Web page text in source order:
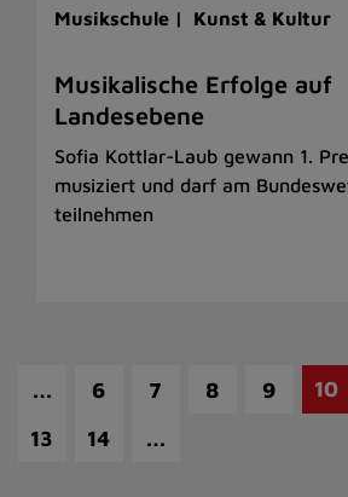
Musikschule | Kunst & Kultur
Musikalische Erfolge auf
Landesebene
Sofia Kottlar-Laub gewann 1.
musiziert und darf am
teilnehmen
… 6 7 8 9 10
13
14 …